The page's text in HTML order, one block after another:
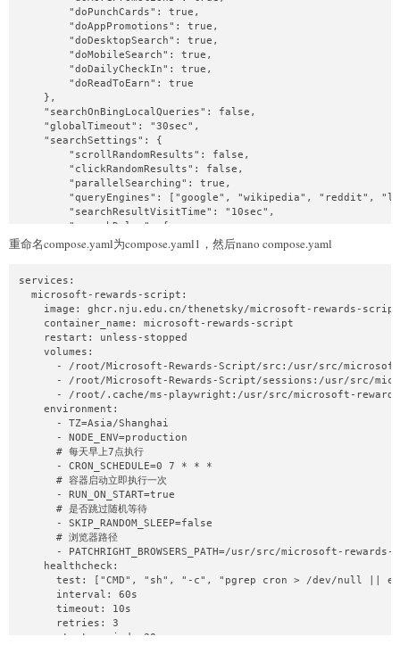
        "doPunchCards": true,
        "doAppPromotions": true,
        "doDesktopSearch": true,
        "doMobileSearch": true,
        "doDailyCheckIn": true,
        "doReadToEarn": true
    },
    "searchOnBingLocalQueries": false,
    "globalTimeout": "30sec",
    "searchSettings": {
        "scrollRandomResults": false,
        "clickRandomResults": false,
        "parallelSearching": true,
"queryEngines": ["google", "wikipedia", "reddit",
        "searchResultVisitTime": "10sec",
        "searchDelay": {
            "min": "30sec",
        "readDelay": {
            "min": "30sec",
            "max": "1min"
        }
    },
    "debugLogs": false,
    "consoleLogFilter": {
        "enabled": false,
        "mode": "whitelist",
        "levels": ["error", "warn"],
        "keywords": ["starting account"],
        "regexPatterns": []
    "proxy": {
        "queryEngine": true
    "webhook": {
        "discord": {
            "enabled": false,
            "url": ""
        },
        "ntfy": {
            "enabled": false,
            "url": "",
            "topic": "",
重命名compose.yaml为compose.yaml1，然后nano compose.yaml
services:
  microsoft-rewards-script:
image: ghcr.nju.edu.cn/thenetsky/microsoft-rewards-
    container_name: microsoft-rewards-script
    restart: unless-stopped
    volumes:
- /root/Microsoft-Rewards-Script/src:/usr/src/
- /root/Microsoft-Rewards-Script/sessions:/usr/src/
- /root/.cache/ms-playwright:/usr/src/microsoft-
    environment:
      - TZ=Asia/Shanghai
      - NODE_ENV=production
      # 每天早上7点执行
      - CRON_SCHEDULE=0 7 * * *
      # 容器启动立即执行一次
      - RUN_ON_START=true
      # 是否跳过随机等待
      - SKIP_RANDOM_SLEEP=false
      # 浏览器路径
- PATCHRIGHT_BROWSERS_PATH=/usr/src/microsoft-
    healthcheck:
test: ["CMD", "sh", "-c", "pgrep cron > /dev/null ||
      interval: 60s
      timeout: 10s
      retries: 3
      start_period: 30s